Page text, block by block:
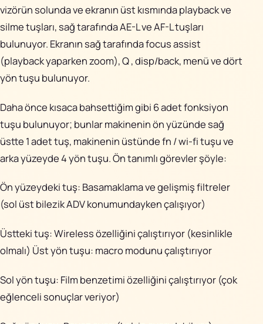
vizörün solunda ve ekranın üst kısmında playback ve
silme tuşları, sağ tarafında AE-L ve AF-L tuşları
bulunuyor. Ekranın sağ tarafında focus assist
(playback yaparken zoom), Q , disp/back, menü ve dört
yön tuşu bulunuyor.
Daha önce kısaca bahsettiğim gibi 6 adet fonksiyon
tuşu bulunuyor; bunlar makinenin ön yüzünde sağ
üstte 1 adet tuş, makinenin üstünde fn / wi-fi tuşu ve
arka yüzeyde 4 yön tuşu. Ön tanımlı görevler şöyle:
Ön yüzeydeki tuş: Basamaklama ve gelişmiş filtreler
(sol üst bilezik ADV konumundayken çalışıyor)
Üstteki tuş: Wireless özelliğini çalıştırıyor (kesinlikle
olmalı) Üst yön tuşu: macro modunu çalıştırıyor
Sol yön tuşu: Film benzetimi özelliğini çalıştırıyor (çok
eğlenceli sonuçlar veriyor)